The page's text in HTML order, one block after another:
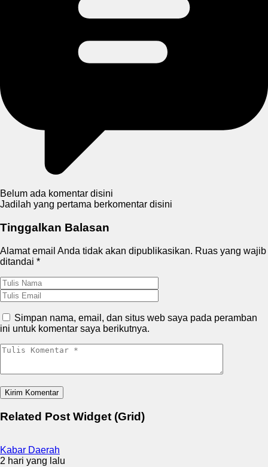
Belum ada komentar disini
Jadilah yang pertama berkomentar disini
Tinggalkan Balasan
Alamat email Anda tidak akan dipublikasikan. Ruas yang wajib
ditandai *
Simpan nama, email, dan situs web saya pada peramban
ini untuk komentar saya berikutnya.
Related Post Widget (Grid)
Kabar Daerah
2 hari yang lalu